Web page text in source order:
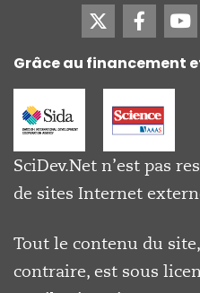
Grâce au financement
SciDev.Net n’est pas
de sites Internet
Tout le contenu du
contraire, est sous